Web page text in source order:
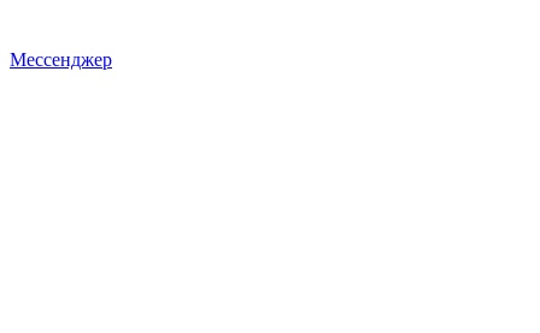
Мессенджер